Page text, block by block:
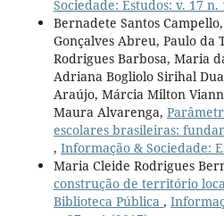
Sociedade: Estudos: v. 17 n.
Bernadete Santos
Gonçalves Abreu, Paulo da
Rodrigues Barbosa, Maria
Adriana Bogliolo Sirihal
Araújo, Márcia Milton
Maura Alvarenga,
escolares brasileiras:
, Informação & Sociedade:
Maria Cleide Rodrigues
construção de território
Biblioteca Pública ,